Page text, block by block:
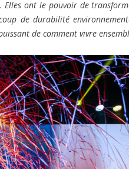
ont le pouvoir de
de durabilité
de comment vivre